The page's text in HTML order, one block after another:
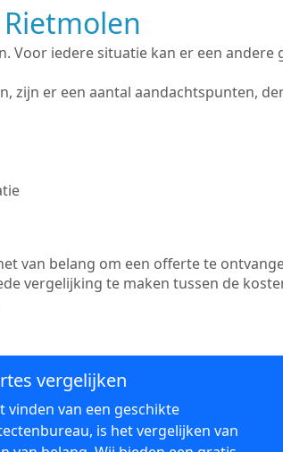
Voor iedere situatie kan er een
zijn er een aantal aandachtspunten,
van belang om een offerte te
vergelijking te maken tussen de
vergelijken
vinden van een geschikte
is het vergelijken van